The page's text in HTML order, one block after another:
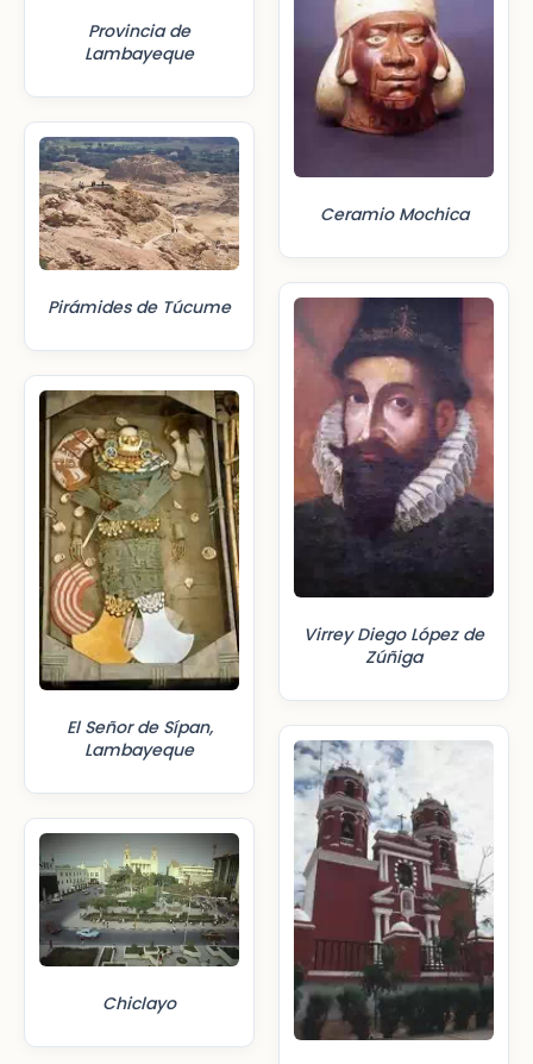
Provincia de
Lambayeque
Pirámides de Túcume
El Señor de Sípan,
Lambayeque
Chiclayo
Ceramio Mochica
Virrey Diego López de
Zúñiga